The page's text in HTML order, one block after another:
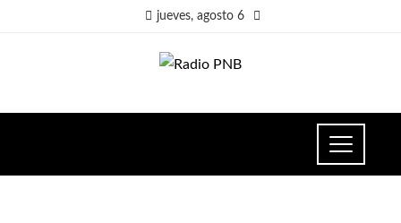
jueves, agosto 6